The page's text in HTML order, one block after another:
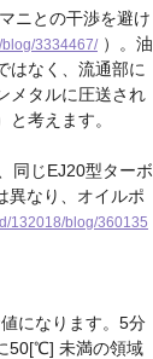
ニとの干渉を避け
3334467/）。油
はなく、流通部に
メタルに圧送され
考えます。
同じEJ20型ターボ
異なり、オイルポ
132018/blog/360135
になります。5分
50[℃] 未満の領域